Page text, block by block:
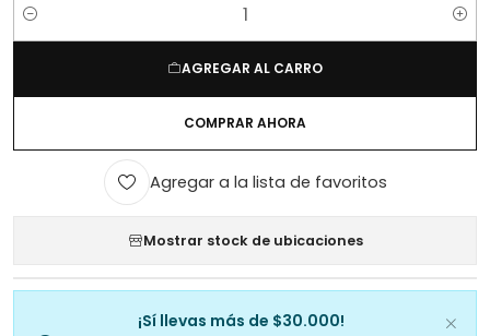
Cantidad
AGREGAR AL CARRO
COMPRAR AHORA
Agregar a la lista de favoritos
Mostrar stock de ubicaciones
¡Sí llevas más de $30.000!